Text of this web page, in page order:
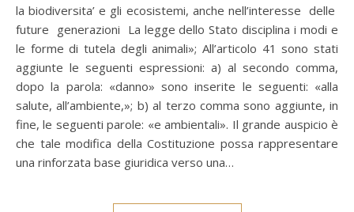
la biodiversita’ e gli ecosistemi, anche nell’interesse delle
future generazioni La legge dello Stato disciplina i modi e
le forme di tutela degli animali»; All’articolo 41 sono stati
aggiunte le seguenti espressioni: a) al secondo comma,
dopo la parola: «danno» sono inserite le seguenti: «alla
salute, all’ambiente,»; b) al terzo comma sono aggiunte, in
fine, le seguenti parole: «e ambientali». Il grande auspicio è
che tale modifica della Costituzione possa rappresentare
una rinforzata base giuridica verso una…